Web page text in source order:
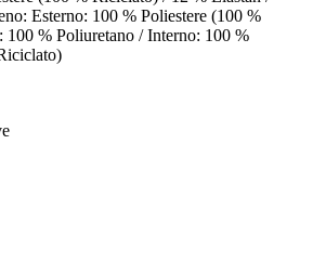
Esterno: 100 % Poliestere (100 %
100 % Poliuretano / Interno: 100 %